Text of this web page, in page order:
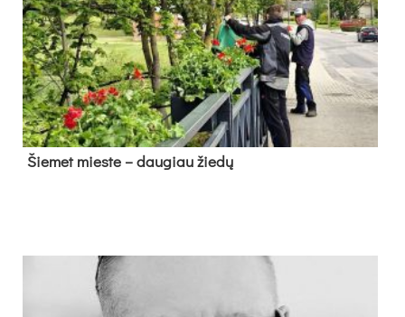
Šie­met mies­te – dau­giau žie­dų